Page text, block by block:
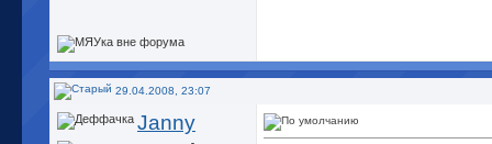
29.04.2008, 23:07
Janny